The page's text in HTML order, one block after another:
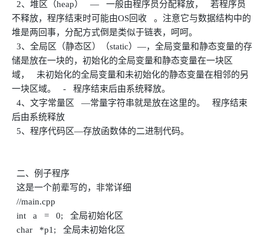
2、堆区（heap） — 一般由程序员分配释放， 若程序员
不释放，程序结束时可能由OS回收 。注意它与数据结构中的
堆是两回事，分配方式倒是类似于链表，呵呵。
3、全局区（静态区）（static）—，全局变量和静态变量的存
储是放在一块的，初始化的全局变量和静态变量在一块区
域， 未初始化的全局变量和未初始化的静态变量在相邻的另
一块区域。 - 程序结束后由系统释放。
4、文字常量区 —常量字符串就是放在这里的。 程序结束
后由系统释放
5、程序代码区—存放函数体的二进制代码。
二、例子程序
这是一个前辈写的，非常详细
//main.cpp
int a = 0; 全局初始化区
char *p1; 全局未初始化区